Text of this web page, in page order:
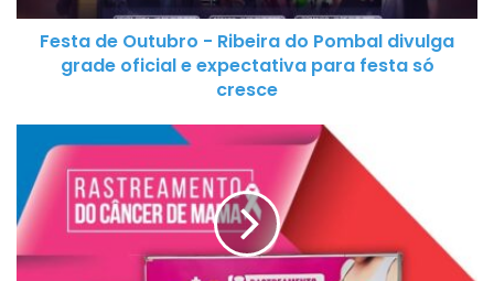
O
b
-
R
i
Festa de Outubro - Ribeira do Pombal divulga
grade oficial e expectativa para festa só
cresce
t
r
e